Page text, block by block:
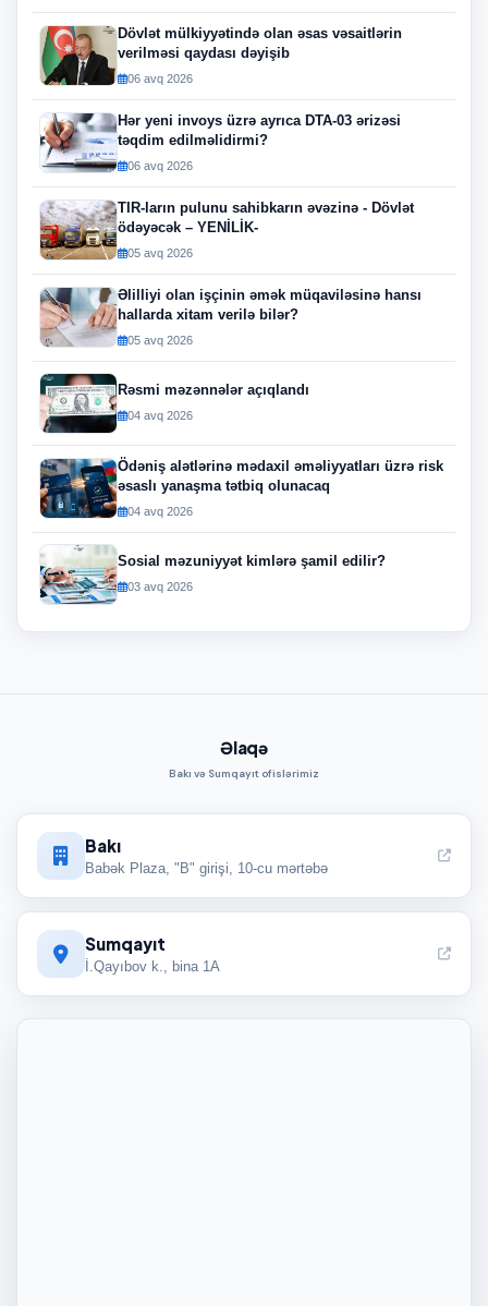
Dövlət mülkiyyətində olan əsas vəsaitlərin
verilməsi qaydası dəyişib
06 avq 2026
Hər yeni invoys üzrə ayrıca DTA-03 ərizəsi
təqdim edilməlidirmi?
06 avq 2026
TIR-ların pulunu sahibkarın əvəzinə - Dövlət
ödəyəcək – YENİLİK-
05 avq 2026
Əlilliyi olan işçinin əmək müqaviləsinə hansı
hallarda xitam verilə bilər?
05 avq 2026
Rəsmi məzənnələr açıqlandı
04 avq 2026
Ödəniş alətlərinə mədaxil əməliyyatları üzrə risk
əsaslı yanaşma tətbiq olunacaq
04 avq 2026
Sosial məzuniyyət kimlərə şamil edilir?
03 avq 2026
Əlaqə
Bakı və Sumqayıt ofislərimiz
Bakı
Babək Plaza, "B" girişi, 10-cu mərtəbə
Sumqayıt
İ.Qayıbov k., bina 1A